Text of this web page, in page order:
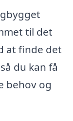
til det
at finde det
du kan få
behov og